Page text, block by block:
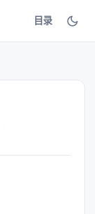
目录